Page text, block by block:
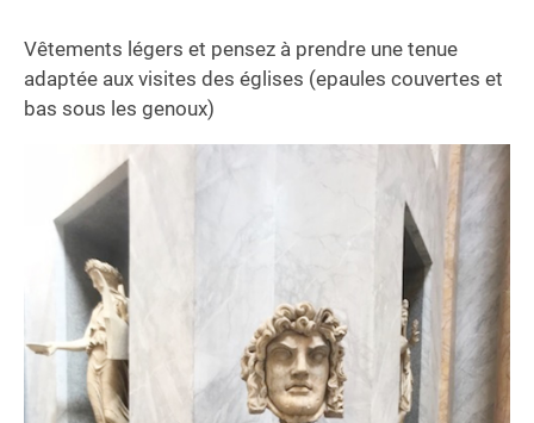
Vêtements légers et pensez à prendre une tenue
adaptée aux visites des églises (epaules couvertes et
bas sous les genoux)